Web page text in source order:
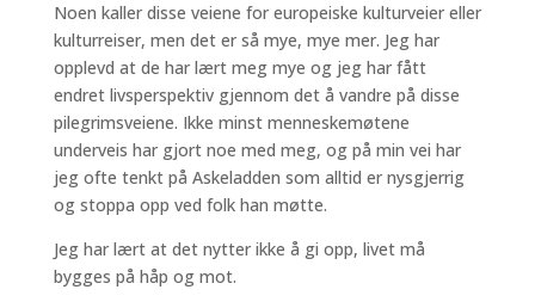
Noen kaller disse veiene for europeiske kulturveier eller
kulturreiser, men det er så mye, mye mer. Jeg har
opplevd at de har lært meg mye og jeg har fått
endret livsperspektiv gjennom det å vandre på disse
pilegrimsveiene. Ikke minst menneskemøtene
underveis har gjort noe med meg, og på min vei har
jeg ofte tenkt på Askeladden som alltid er nysgjerrig
og stoppa opp ved folk han møtte.
Jeg har lært at det nytter ikke å gi opp, livet må
bygges på håp og mot.